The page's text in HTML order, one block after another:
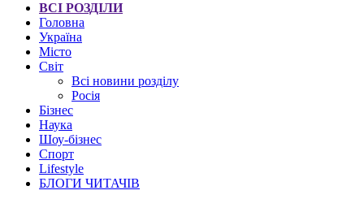
ВСІ РОЗДІЛИ
Головна
Україна
Місто
Світ
Всі новини розділу
Росія
Бізнес
Наука
Шоу-бізнес
Спорт
Lifestyle
БЛОГИ ЧИТАЧІВ